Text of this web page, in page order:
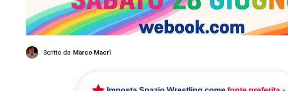
Scritto da Marco Macrì